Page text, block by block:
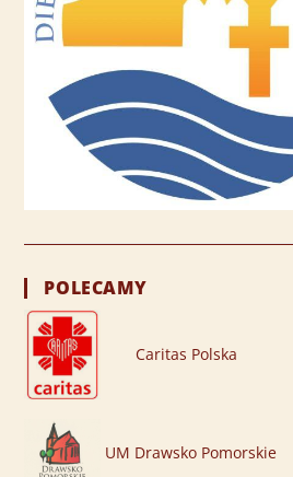
POLECAMY
Caritas Polska
UM Drawsko Pomorskie